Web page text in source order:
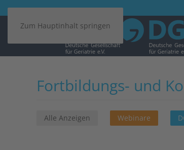
Zum Hauptinhalt springen
Fortbildungs- und
Alle Anzeigen Webinare